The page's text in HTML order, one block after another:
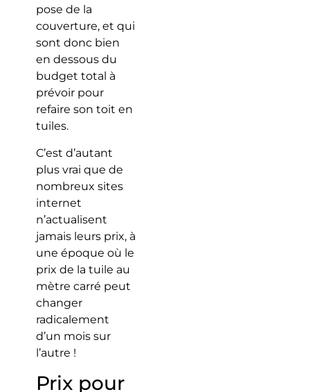
pose de la
couverture, et qui
sont donc bien
en dessous du
budget total à
prévoir pour
refaire son toit en
tuiles.
C’est d’autant
plus vrai que de
nombreux sites
internet
n’actualisent
jamais leurs prix, à
une époque où le
prix de la tuile au
mètre carré peut
changer
radicalement
d’un mois sur
l’autre !
Prix pour